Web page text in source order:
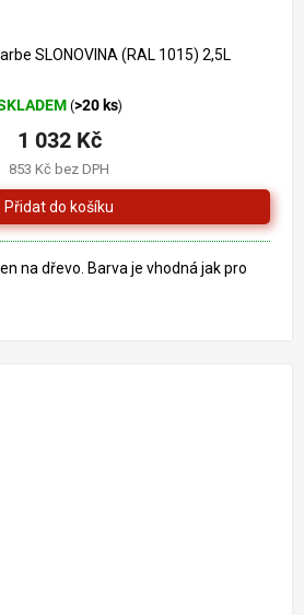
SLONOVINA (RAL 1015) 2,5L
(>20 ks)
853 Kč bez DPH
1 032 Kč
na dřevo. Barva je vhodná jak pro